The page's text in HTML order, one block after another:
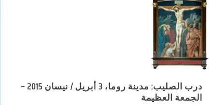
درب الصليب: مدينة روما، 3 أبريل / نيسان 2015 –
الجمعة العظيمة